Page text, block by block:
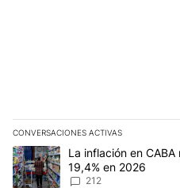
CONVERSACIONES ACTIVAS
Este listado muestra los
Un artículo de tendencia con el
La inflación en
19,4% en 2026
212